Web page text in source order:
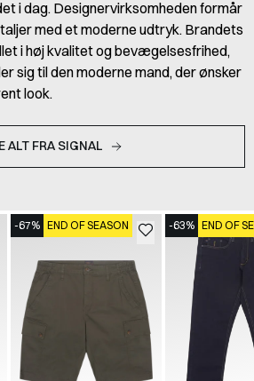
i dag. Designervirksomheden formår
med et moderne udtryk. Brandets
i høj kvalitet og bevægelsesfrihed,
sig til den moderne mand, der ønsker
look.
ALT FRA SIGNAL
-67% END OF SEASON -63% END OF